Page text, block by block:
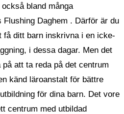
bland många
Daghem . Därför är du
få ditt barn inskrivna i en icke-
i dessa dagar. Men det
att ta reda på det centrum
känd läroanstalt för bättre
för dina barn. Det vore
centrum med utbildad